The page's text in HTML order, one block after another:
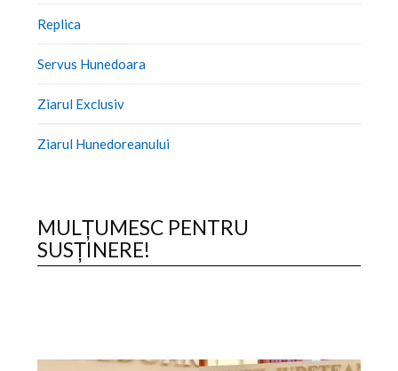
Replica
Servus Hunedoara
Ziarul Exclusiv
Ziarul Hunedoreanului
MULȚUMESC PENTRU
SUSȚINERE!